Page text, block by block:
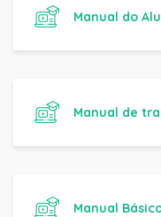
Manual do
Manual de
Manual